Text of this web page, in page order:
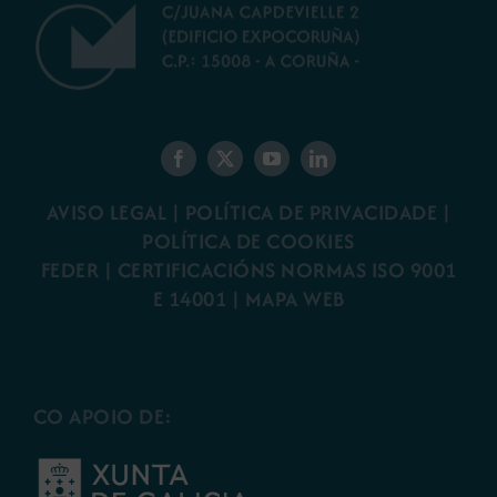
AVISO LEGAL | POLÍTICA DE PRIVACIDADE |
POLÍTICA DE COOKIES
FEDER | CERTIFICACIÓNS NORMAS ISO 9001
E 14001 | MAPA WEB
CO APOIO DE: